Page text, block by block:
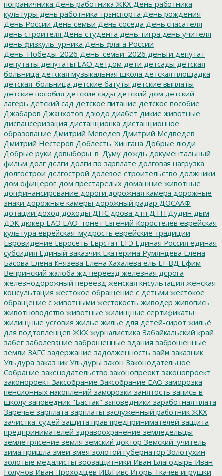
пограничника День работника ЖКХ День работника
культуры день работника транспорта День рождения
День России День семьи День соседа День спасателя
день строителя День студента день тигра день учителя
день физкультурника День флага России
День_Победы_2026 День_семьи_2026 деньги депутат
депутаты депутаты ЕАО детдом дети детсады детская
больница детская музыкальная школа детская площадка
детская_больница детские батуты детские выплаты
детские пособия детские сады детский дом детский
лагерь детский сад детское питание детское пособие
Джабаров Джанхотов дзюдо диабет дикие животные
диспансеризация дистанционка дистанционное
образование Дмитрий Меведев Дмитрий Медведев
Дмитрий Нестеров Доблесть_Хингана Добрые люди
Добрые руки довыборы_в_Думу дождь документальный
фильм долг долги долги по зарплате долговая нагрузка
долгострои долгострой долевое строительство должники
дом офицеров дом престарелых домашние животные
допфинансирование дороги дорожная камера дорожные
знаки дорожные камеры дорожный радар ДОСААФ
дотации доход доходы ДПС дрова дтп ДТП Дудин дым
ДЭКдюкер ЕАО ЕАО_тонет Евгений Коростелев еврейская
культура еврейская_мудрость еврейские традиции
Евровидение Евросеть Еврстат ЕГЭ Единая Россия единая
субсидия Единый заказчик Екатерина Румянцева Елена
Басова Елена Князева Елена Хахалева ель ЕНВД Ефим
Вепринский жалоба жд переезд железная дорога
железнодорожный переезд женская кнсультация женская
консультация жестокое обращение с детьми жестокое
обращение с животными жестокость живодер живопись
животноводство животные жилищные сертификаты
жилищные условия жилье жилье для детей-сирот жильё
для подтопленцев ЖКХ журналистика Забайкальский край
забег заболевание заброшенные здания заброшенные
земли ЗАГС задержание задолженность займ заказник
Ульдура заказник Ульдуры закон Законодательное
Собрание законодательство законопреокт законопроект
законороект Заксобрание Заксобрание ЕАО заморозка
пенсионных накоплений заморозки занятость запись в
школу заповедник "Бастак" заповедники заработная плата
Заречье зарплата зарплаты заслуженный работник ЖКХ
зачистка_судей защита прав предпринимателей защита
предпринимателей здравоохранение земледельцы
землетрясение земля земский доктор Земский_учитель
зима пришла змеи змея золотой губернатор Золотухин
золотые медалисты зоозащитники Иван Благодырь Иван
Голунов Иван Проходцев ИВЛ ивс Игорь Ткачев игрушки